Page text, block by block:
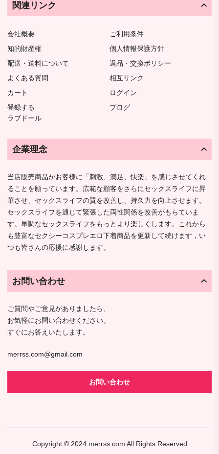
関連リンク
会社概要
ご利用条件
知的財産権
個人情報保護方針
配送・送料について
返品・交換ポリシー
よくある質問
相互リンク
カート
ログイン
登録する
ブログ
ラブドール
企業理念
当店販売商品がお客様に「刺激、満足、快楽」を感じさせてくれ
ることを願っています。広範な顧客をさらにセックスライフに昇
華させ、セックスライフの質を改善し、持久力を向上させます。
セックスライフを通じて緊張した両性関係を改善がもらていま
す。単調なセックスライフをもっとより楽しくします。これから
も豊富なセクシーコスプレエロ下着商品を更新して続けます，い
つも皆さんの応援に感謝します。
お問い合わせ
ご質問やご意見がありましたら、
お気軽にお問い合わせください。
すぐにお答えいたします。
merrss.com@gmail.com
お問い合わせ
Copyright © 2024 merrss.com All Rights Reserved